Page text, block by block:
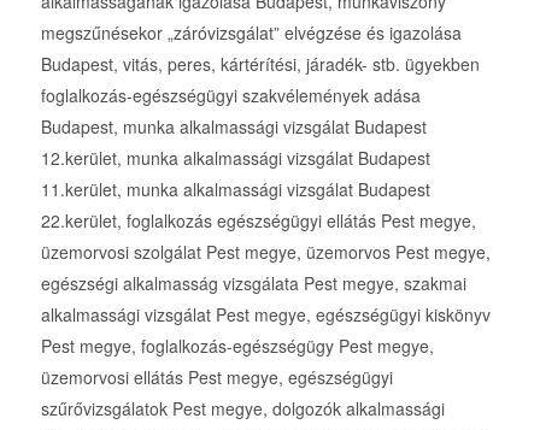
megszűnésekor „záróvizsgálat” elvégzése és igazolása
Budapest, vitás, peres, kártérítési, járadék- stb. ügyekben
foglalkozás-egészségügyi szakvélemények adása
Budapest, munka alkalmassági vizsgálat Budapest
12.kerület, munka alkalmassági vizsgálat Budapest
11.kerület, munka alkalmassági vizsgálat Budapest
22.kerület, foglalkozás egészségügyi ellátás Pest megye,
üzemorvosi szolgálat Pest megye, üzemorvos Pest megye,
egészségi alkalmasság vizsgálata Pest megye, szakmai
alkalmassági vizsgálat Pest megye, egészségügyi kiskönyv
Pest megye, foglalkozás-egészségügy Pest megye,
üzemorvosi ellátás Pest megye, egészségügyi
szűrővizsgálatok Pest megye, dolgozók alkalmassági